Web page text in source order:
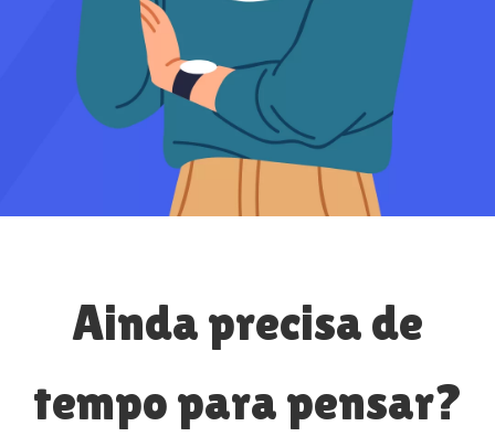
Ainda precisa de
tempo para pensar?